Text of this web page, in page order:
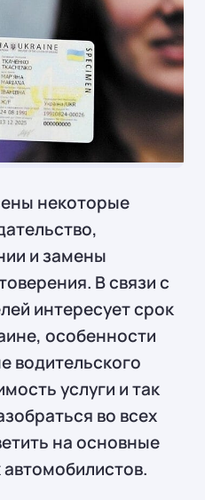
некоторые
и замены
В связи с
интересует срок
особенности
водительского
услуги и так
во всех
на основные